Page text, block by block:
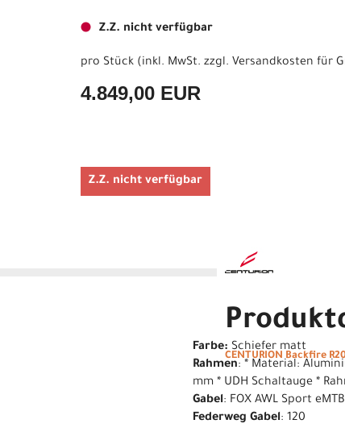
Z.Z. nicht verfügbar
pro Stück (inkl. MwSt. zzgl. Versandkosten für
4.849,00 EUR
Z.Z. nicht verfügbar
CENTURION Backfire
Farbe: Schiefer matt
Rahmen: * Material:
mm * UDH Schaltauge *
Gabel: FOX AWL Sport
Federweg Gabel: 120